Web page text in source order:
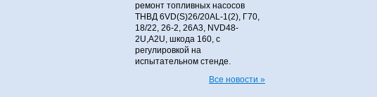
ремонт топливных насосов
ТНВД 6VD(S)26/20AL-1(2), Г70,
18/22, 26-2, 26А3, NVD48-
2U,A2U, шкода 160, с
регулировкой на
испытательном стенде.
Все новости »